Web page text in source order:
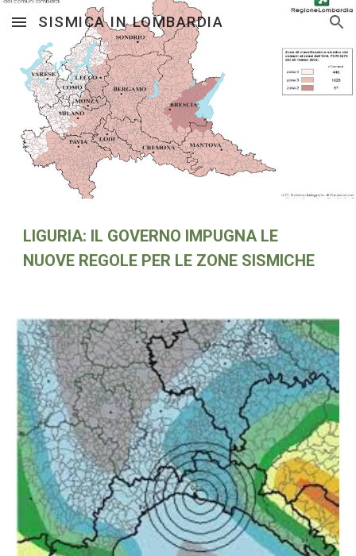
Skip to main content Skip to navigation
SISMICA IN LOMBARDIA
LIGURIA: IL GOVERNO IMPUGNA LE
NUOVE REGOLE PER LE ZONE SISMICHE